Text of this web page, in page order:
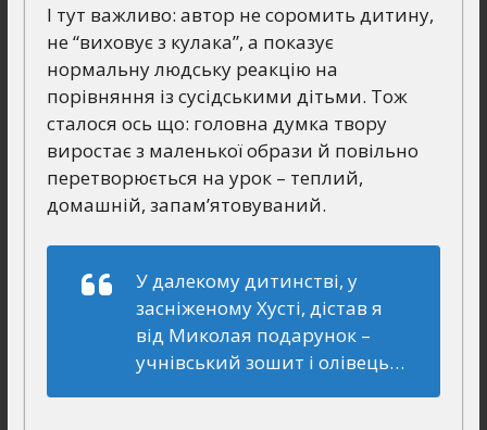
І тут важливо: автор не соромить дитину,
не “виховує з кулака”, а показує
нормальну людську реакцію на
порівняння із сусідськими дітьми. Тож
сталося ось що: головна думка твору
виростає з маленької образи й повільно
перетворюється на урок – теплий,
домашній, запам’ятовуваний.
У далекому дитинстві, у
засніженому Хусті, дістав я
від Миколая подарунок –
учнівський зошит і олівець…